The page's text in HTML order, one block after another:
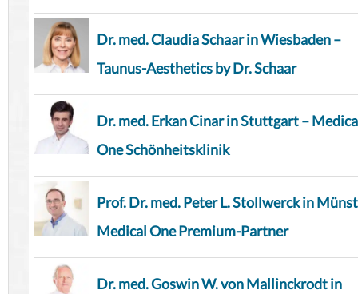
Dr. med. Claudia Schaar in Wiesbaden –
Taunus-Aesthetics by Dr. Schaar
Dr. med. Erkan Cinar in Stuttgart –
One Schönheitsklinik
Prof. Dr. med. Peter L. Stollwerck in
Medical One Premium-Partner
Dr. med. Goswin W. von Mallinckrodt in